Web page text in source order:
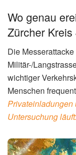
Wo genau
Zürcher Kreis
Die
Militär-/
wichtiger
Menschen
Privateinladungen
Untersuchung